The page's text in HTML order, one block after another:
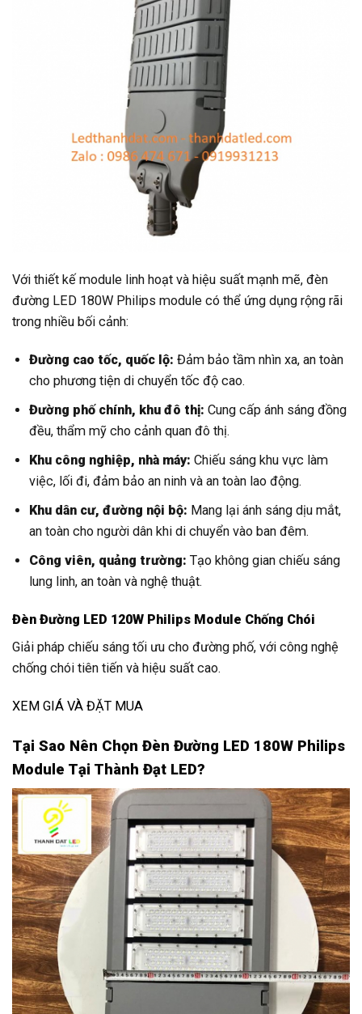
Với thiết kế module linh hoạt và hiệu suất mạnh mẽ, đèn
đường LED 180W Philips module có thể ứng dụng rộng rãi
trong nhiều bối cảnh:
Đường cao tốc, quốc lộ: Đảm bảo tầm nhìn xa, an toàn
cho phương tiện di chuyển tốc độ cao.
Đường phố chính, khu đô thị: Cung cấp ánh sáng đồng
đều, thẩm mỹ cho cảnh quan đô thị.
Khu công nghiệp, nhà máy: Chiếu sáng khu vực làm
việc, lối đi, đảm bảo an ninh và an toàn lao động.
Khu dân cư, đường nội bộ: Mang lại ánh sáng dịu mắt,
an toàn cho người dân khi di chuyển vào ban đêm.
Công viên, quảng trường: Tạo không gian chiếu sáng
lung linh, an toàn và nghệ thuật.
Đèn Đường LED 120W Philips Module Chống Chói
Giải pháp chiếu sáng tối ưu cho đường phố, với công nghệ
chống chói tiên tiến và hiệu suất cao.
XEM GIÁ VÀ ĐẶT MUA
Tại Sao Nên Chọn Đèn Đường LED 180W Philips
Module Tại Thành Đạt LED?